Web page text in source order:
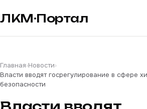
ЛКМ·Портал
Главная›Новости›
Власти вводят госрегулирование в сфере
безопасности